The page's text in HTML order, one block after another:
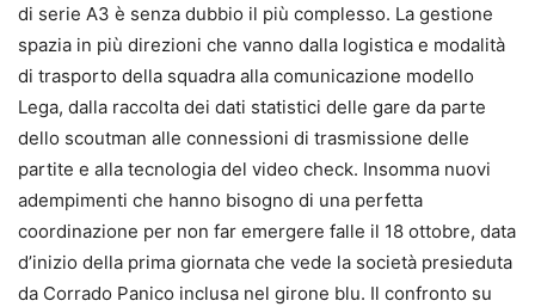
di serie A3 è senza dubbio il più complesso. La gestione
spazia in più direzioni che vanno dalla logistica e modalità
di trasporto della squadra alla comunicazione modello
Lega, dalla raccolta dei dati statistici delle gare da parte
dello scoutman alle connessioni di trasmissione delle
partite e alla tecnologia del video check. Insomma nuovi
adempimenti che hanno bisogno di una perfetta
coordinazione per non far emergere falle il 18 ottobre, data
d’inizio della prima giornata che vede la società presieduta
da Corrado Panico inclusa nel girone blu. Il confronto su